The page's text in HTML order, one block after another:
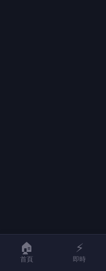
她指出，副甲狀腺
🏠
首頁
⚡
即時